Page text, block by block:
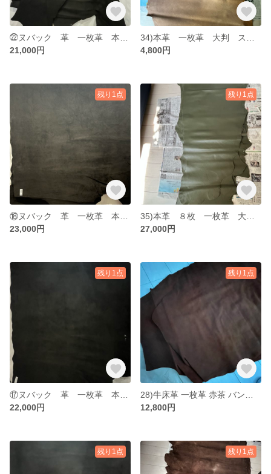
21,000円
4,800円
残り1点
23,000円
残り1点
27,000円
残り1点
22,000円
残り1点
12,800円
残り1点 残り1点